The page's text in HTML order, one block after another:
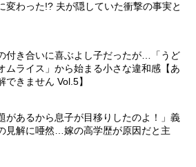
変わった!? 夫が隠していた衝撃の事実と
付き合いに喜ぶよし子だったが…「うど
ムライス」から始まる小さな違和感【あ
できません Vol.5】
があるから息子が目移りしたのよ！」義
見解に唖然…嫁の高学歴が原因だと主